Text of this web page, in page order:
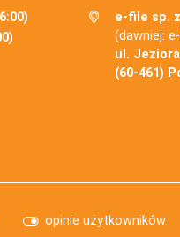
e-file sp.
(dawniej:
ul.
(60-461)
opinie użytkowników